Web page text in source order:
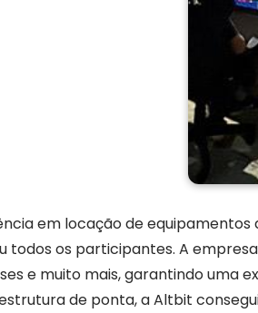
em locação de
todos os participantes. A
e muito mais, garantindo uma
de ponta, a Altbit